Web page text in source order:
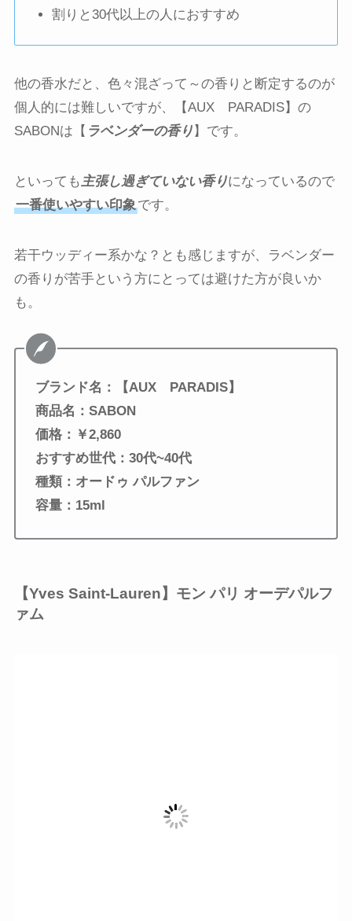
割りと30代以上の人におすすめ
他の香水だと、色々混ざって～の香りと断定するのが
個人的には難しいですが、【AUX PARADIS】の
SABONは【 ラベンダーの香り 】です。
といっても 主張し過ぎていない香りになっているので
一番使いやすい印象です。
若干ウッディー系かな？とも感じますが、ラベンダー
の香りが苦手という方にとっては避けた方が良いか
も。
ブランド名：【AUX PARADIS】
商品名：SABON
価格：￥2,860
おすすめ世代：30代~40代
種類：オードゥ パルファン
容量：15ml
【Yves Saint-Lauren】 モン パリ オーデパルフ
ァム